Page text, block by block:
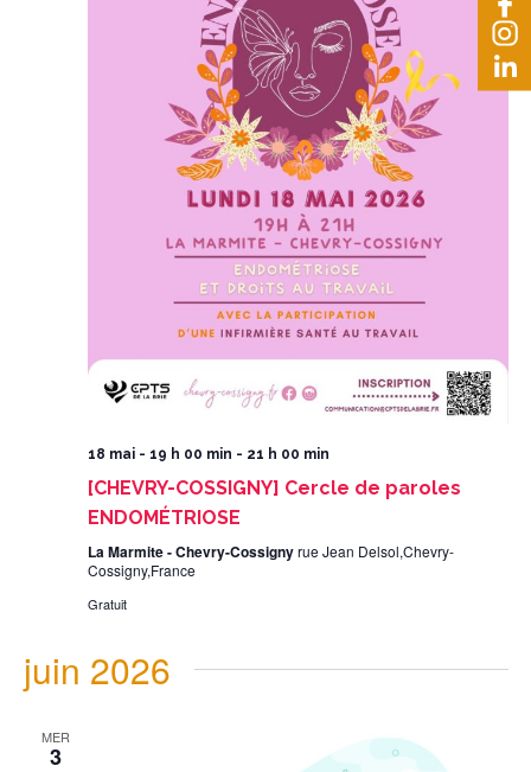
18 mai - 19 h 00 min - 21 h 00 min
[CHEVRY-COSSIGNY] Cercle de paroles
ENDOMÉTRIOSE
La Marmite - Chevry-Cossignyrue Jean Delsol,Chevry-
Cossigny,France
Gratuit
juin 2026
MER
3